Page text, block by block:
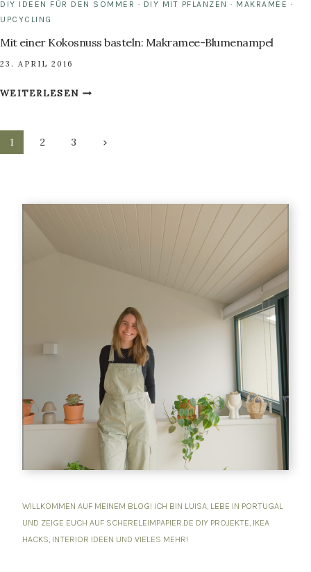
DIY IDEEN FÜR DEN SOMMER · DIY MIT PFLANZEN · MAKRAMEE ·
UPCYCLING
Mit einer Kokosnuss basteln: Makramee-Blumenampel
23. APRIL 2016
WEITERLESENMIT
BASTELN:
Seitennavigation
1 2 3
Nächste
WILLKOMMEN AUF MEINEM BLOG! ICH BIN LUISA, LEBE IN PORTUGAL
UND ZEIGE EUCH AUF SCHERELEIMPAPIER.DE DIY PROJEKTE, IKEA
HACKS, INTERIOR IDEEN UND VIELES MEHR!